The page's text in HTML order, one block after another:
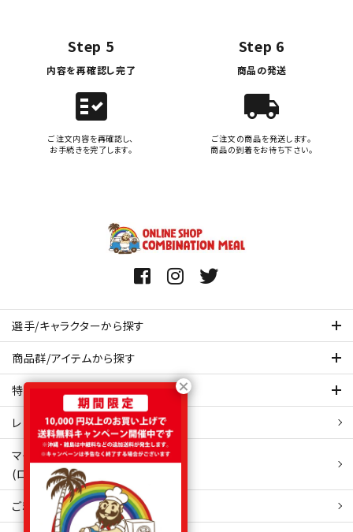
Step 5
内容を再確認し完了
fact_check
ご注文内容を再確認し、
お手続きを完了します。
Step 6
商品の発送
local_shipping
ご注文の商品を発送します。
商品の到着をお待ち下さい。
選手/キャラクターから探す
商品群/アイテムから探す
特集ページを見てみる
レビュー・口コミ 一覧ページ
マイアカウント
(ログイン/新規会員登録)
ご利用ガイド